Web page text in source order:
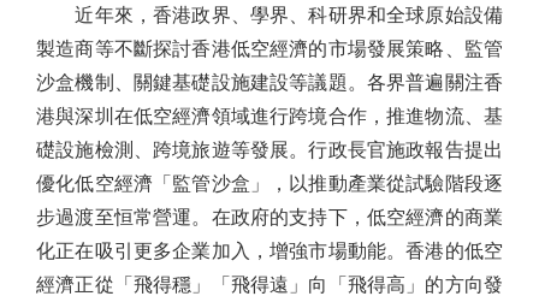
近年來，香港政界、學界、科研界和全球原始設備
製造商等不斷探討香港低空經濟的市場發展策略、監管
沙盒機制、關鍵基礎設施建設等議題。各界普遍關注香
港與深圳在低空經濟領域進行跨境合作，推進物流、基
礎設施檢測、跨境旅遊等發展。行政長官施政報告提出
優化低空經濟「監管沙盒」，以推動產業從試驗階段逐
步過渡至恒常營運。在政府的支持下，低空經濟的商業
化正在吸引更多企業加入，增強市場動能。香港的低空
經濟正從「飛得穩」「飛得遠」向「飛得高」的方向發